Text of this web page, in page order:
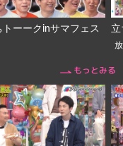
トーークinサマフェス
もっとみる